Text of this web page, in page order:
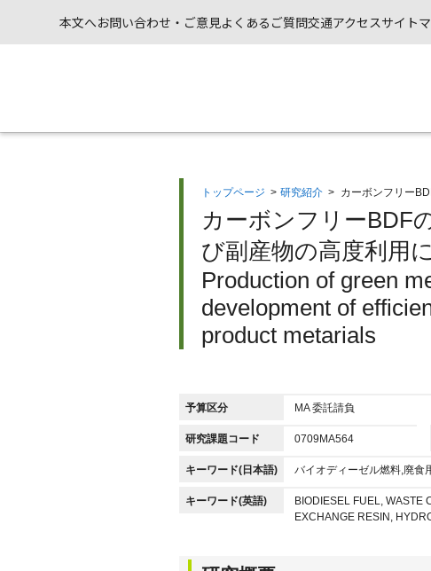
本文へお問い合わせ・ご意見よくあるご質問交通アクセスサイト
トップページ > 研究紹介 > カーボンフリー
カーボンフリーBDF
び副産物の高度利用
Production of green
development of
product metarials
予算区分 MA 委託請負
研究課題コード 0709MA564
キーワード(日本語) バイオディーゼル燃料,廃食
キーワード(英語)
BIODIESEL FUEL, WASTE
EXCHANGE RESIN,